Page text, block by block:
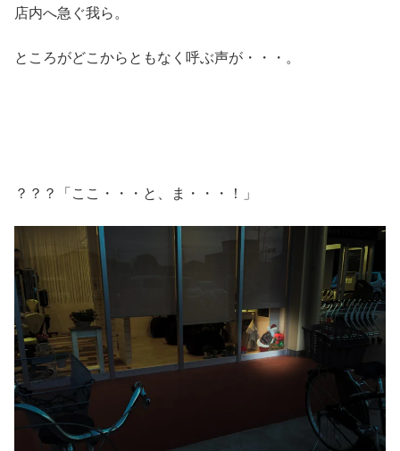
店内へ急ぐ我ら。
ところがどこからともなく呼ぶ声が・・・。
？？？「ここ・・・と、ま・・・！」